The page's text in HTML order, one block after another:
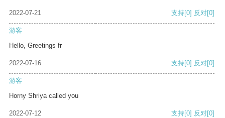
2022-07-21 支持[0] 反对[0]
游客
Hello, Greetings fr
2022-07-16 支持[0] 反对[0]
游客
Horny Shriya called you
2022-07-12 支持[0] 反对[0]